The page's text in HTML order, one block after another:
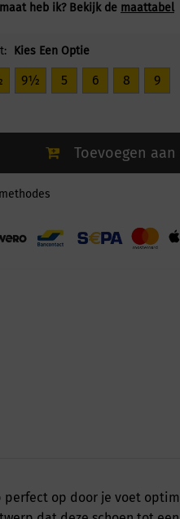
heb ik? Bekijk de maattabel
Kies Een Optie
9½ 5 6 8 9
Toevoegen
op door je voet